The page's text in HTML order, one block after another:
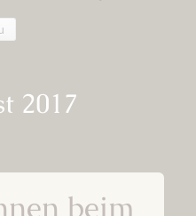
2017
beim